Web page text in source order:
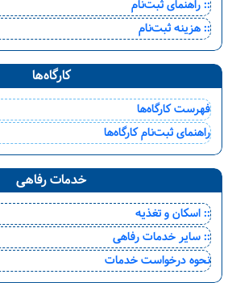
:: راهنمای ثبت‌نام
:: هزینه ثبت‌نام
کارگاه‌ها
فهرست کارگاه‌ها
راهنمای ثبت‌نام کارگاه‌ها
خدمات رفاهی
:: اسکان و تغذیه
:: سایر خدمات رفاهی
نحوه درخواست خدمات